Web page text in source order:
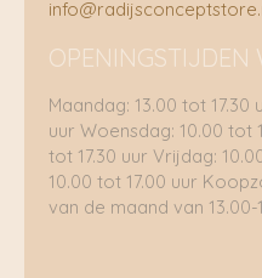
OPENINGSTIJDEN
Maandag: 13.00 tot 17.30
uur Woensdag: 10.00 tot
tot 17.30 uur Vrijdag:
10.00 tot 17.00 uur
van de maand van 13.00-